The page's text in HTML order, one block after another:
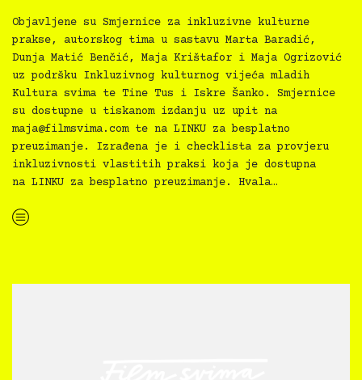
Objavljene su Smjernice za inkluzivne kulturne
prakse, autorskog tima u sastavu Marta Baradić,
Dunja Matić Benčić, Maja Krištafor i Maja Ogrizović
uz podršku Inkluzivnog kulturnog vijeća mladih
Kultura svima te Tine Tus i Iskre Šanko. Smjernice
su dostupne u tiskanom izdanju uz upit na
maja@filmsvima.comte na LINKU za besplatno
preuzimanje. Izrađena je i checklista za provjeru
inkluzivnosti vlastitih praksi koja je dostupna
na LINKU za besplatno preuzimanje. Hvala…
“Kultura svima — Smjernice za inkluzivne kulturne prakse”